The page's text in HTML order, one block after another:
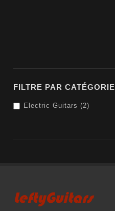
FILTRE PAR CATÉGORIE
Electric Guitars (2)
LeftyGuitars